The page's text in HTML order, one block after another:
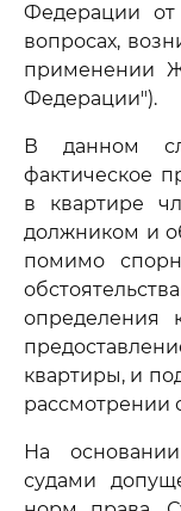
Федерации
вопросах,
применении
Федерации").
В данном
фактическое
в квартире
должником и
помимо
определения
квартиры, и
рассмотрении
На
судами